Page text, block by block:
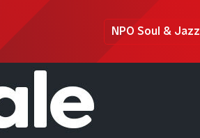
NPO Soul & Jazz